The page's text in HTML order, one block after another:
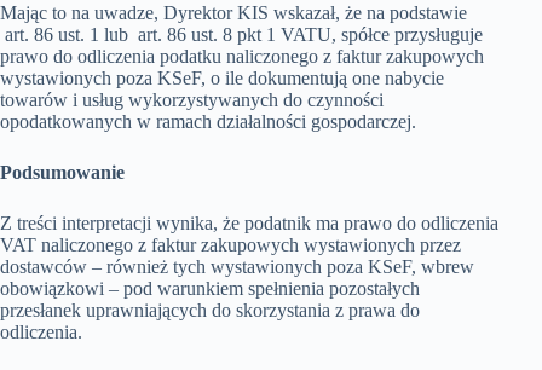
Mając to na uwadze, Dyrektor KIS wskazał, że na podstawie
art. 86 ust. 1 lub art. 86 ust. 8 pkt 1 VATU, spółce przysługuje
prawo do odliczenia podatku naliczonego z faktur zakupowych
wystawionych poza KSeF, o ile dokumentują one nabycie
towarów i usług wykorzystywanych do czynności
opodatkowanych w ramach działalności gospodarczej.
Podsumowanie
Z treści interpretacji wynika, że podatnik ma prawo do odliczenia
VAT naliczonego z faktur zakupowych wystawionych przez
dostawców – również tych wystawionych poza KSeF, wbrew
obowiązkowi – pod warunkiem spełnienia pozostałych
przesłanek uprawniających do skorzystania z prawa do
odliczenia.